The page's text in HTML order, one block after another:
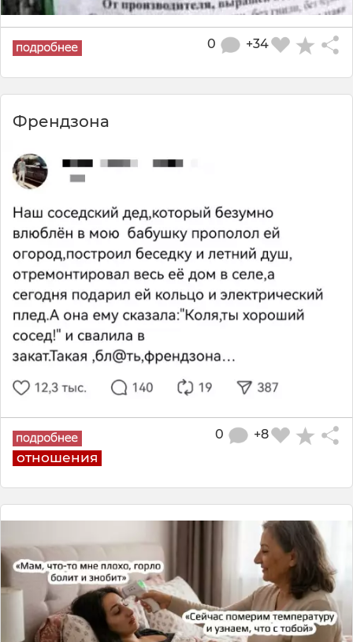
+34
0
Френдзона
отношения
+8
0